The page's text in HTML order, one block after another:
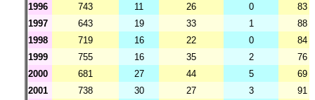
1996
743 11 26 0
83
1997
643 19 33 1
88
1998
719 16 22 0
84
1999
755 16 35 2
76
2000
681 27 44 5
69
2001
738 30 27 3
91